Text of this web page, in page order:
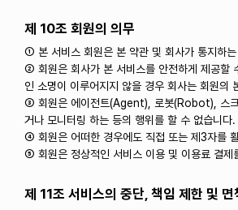
제 10조 회원의 의무
① 본 서비스 회원은 본 약관 및 회사가 통지하
② 회원은 회사가 본 서비스를 안전하게 제공할
인 소명이 이루어지지 않을 경우 회사는 회원의
③ 회원은 에이전트(Agent), 로봇(Robot), 스크
거나 모니터링 하는 등의 행위를 할 수 없습니다.
④ 회원은 어떠한 경우에도 직접 또는 제3자를
⑤ 회원은 정상적인 서비스 이용 및 이용료 결제
제 11조 서비스의 중단, 책임 제한 및 면